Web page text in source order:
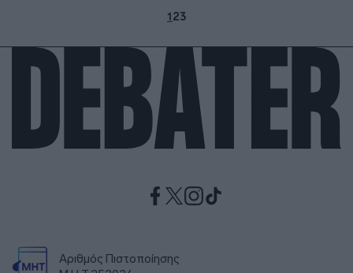
123
Αριθμός Πιστοποίησης